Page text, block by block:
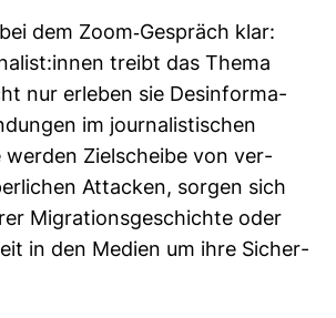
dem Zoom-​Gespräch klar:
treibt das Thema
nur erleben sie Des­in­for­ma­
im jour­na­lis­ti­schen
werden Ziel­scheibe von ver­
Atta­cken, sorgen sich
Migra­ti­ons­ge­schichte oder
in den Medien um ihre Sicher­